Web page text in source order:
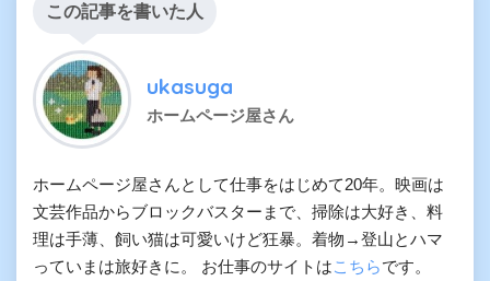
この記事を書いた人
ukasuga
ホームページ屋さん
ホームページ屋さんとして仕事をはじめて20年。映画は
文芸作品からブロックバスターまで、掃除は大好き、料
理は手薄、飼い猫は可愛いけど狂暴。着物→登山とハマ
っていまは旅好きに。 お仕事のサイトはこちらです。